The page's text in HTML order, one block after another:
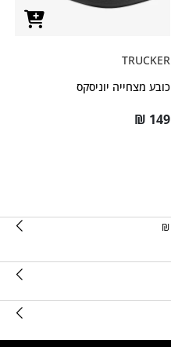
TRUCKER
כובע מצחייה יוניסקס
₪ 149